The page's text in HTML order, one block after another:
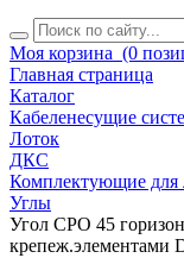
Моя корзина (0
Главная страница
Каталог
Кабеленесущие
Лоток
ДКС
Комплектующие для
Углы
Угол CPO 45
крепеж.элементами